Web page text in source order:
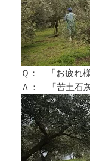
Ｑ： 「お疲れ
Ａ： 「苦土石灰